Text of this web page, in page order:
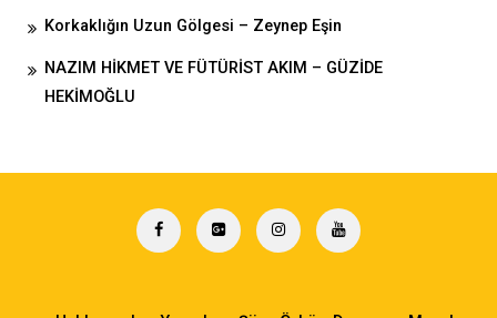
Korkaklığın Uzun Gölgesi – Zeynep Eşin
NAZIM HİKMET VE FÜTÜRİST AKIM – GÜZİDE
HEKİMOĞLU